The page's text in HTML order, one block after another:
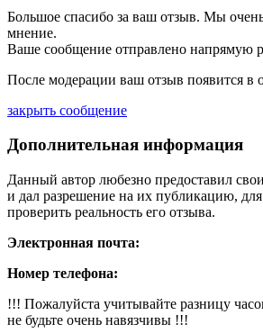
Большое спасибо за ваш отзыв. Мы
мнение.
Ваше сообщение отправлено напрямую
После модерации ваш отзыв появится в
закрыть сообщение
Дополнительная информация
Данный автор любезно предоставил
и дал разрешение на их публикацию,
проверить реальность его отзыва.
Электронная почта:
Номер телефона:
!!! Пожалуйста учитывайте разницу
не будьте очень навязчивы !!!